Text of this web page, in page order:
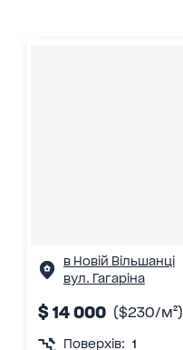
в Новій Вільшанці
вул. Гагаріна
$ 14 000 ($230/м²)
Поверхів: 1